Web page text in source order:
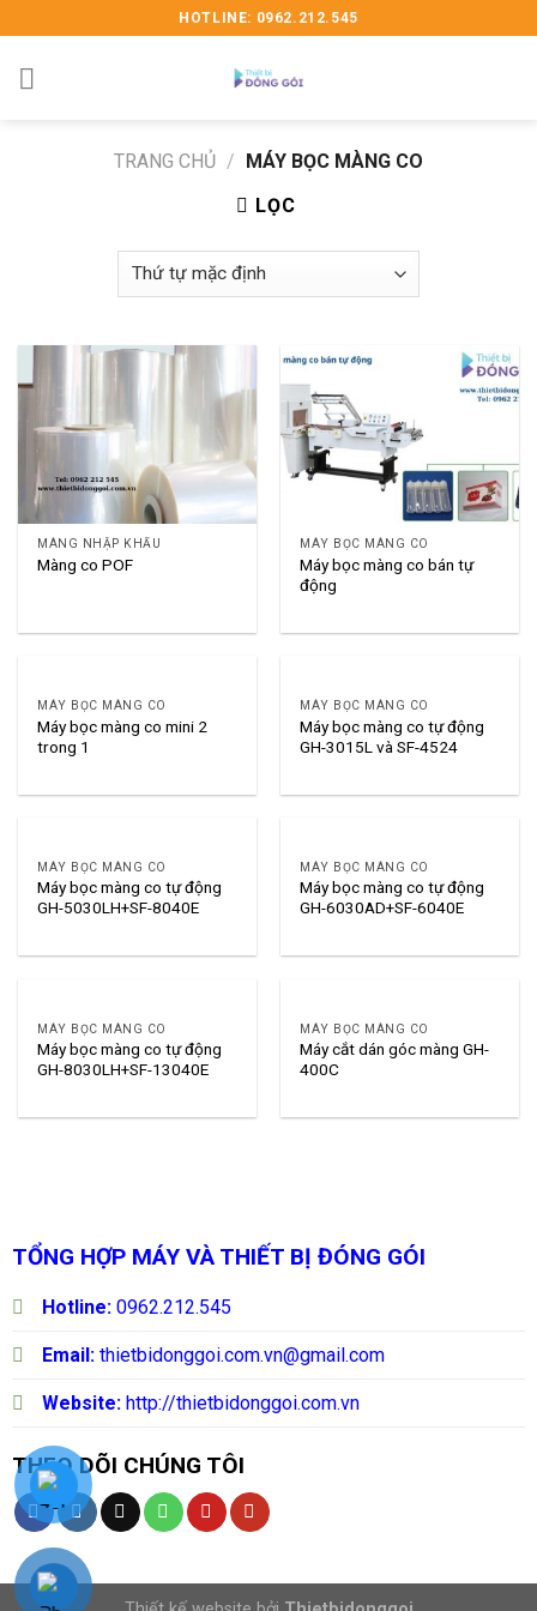
to
content
HOTLINE: 0962.212.545
TRANG CHỦ / MÁY BỌC MÀNG CO
LỌC
MÀNG NHẬP KHẨU
Màng co POF
MÁY BỌC MÀNG CO
Máy bọc màng co bán tự
động
MÁY BỌC MÀNG CO
Máy bọc màng co mini 2
trong 1
MÁY BỌC MÀNG CO
Máy bọc màng co tự động
GH-3015L và SF-4524
MÁY BỌC MÀNG CO
Máy bọc màng co tự động
GH-5030LH+SF-8040E
MÁY BỌC MÀNG CO
Máy bọc màng co tự động
GH-6030AD+SF-6040E
MÁY BỌC MÀNG CO
Máy bọc màng co tự động
GH-8030LH+SF-13040E
MÁY BỌC MÀNG CO
Máy cắt dán góc màng GH-
400C
TỔNG HỢP MÁY VÀ THIẾT BỊ ĐÓNG GÓI
Hotline: 0962.212.545
Email: thietbidonggoi.com.vn@gmail.com
Website: http://thietbidonggoi.com.vn
THEO DÕI CHÚNG TÔI